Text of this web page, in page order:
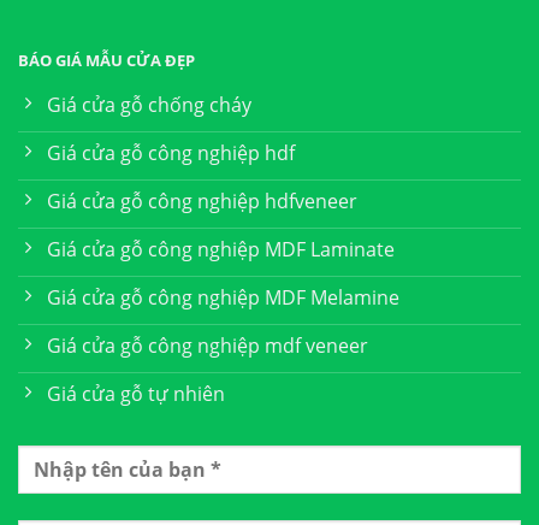
BÁO GIÁ MẪU CỬA ĐẸP
Giá cửa gỗ chống cháy
Giá cửa gỗ công nghiệp hdf
Giá cửa gỗ công nghiệp hdfveneer
Giá cửa gỗ công nghiệp MDF Laminate
Giá cửa gỗ công nghiệp MDF Melamine
Giá cửa gỗ công nghiệp mdf veneer
Giá cửa gỗ tự nhiên